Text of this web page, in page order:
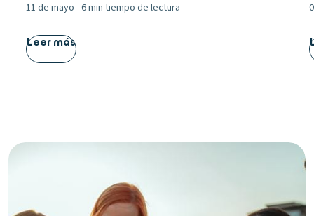
11 de mayo -6 min tiempo de lectura
Leer más